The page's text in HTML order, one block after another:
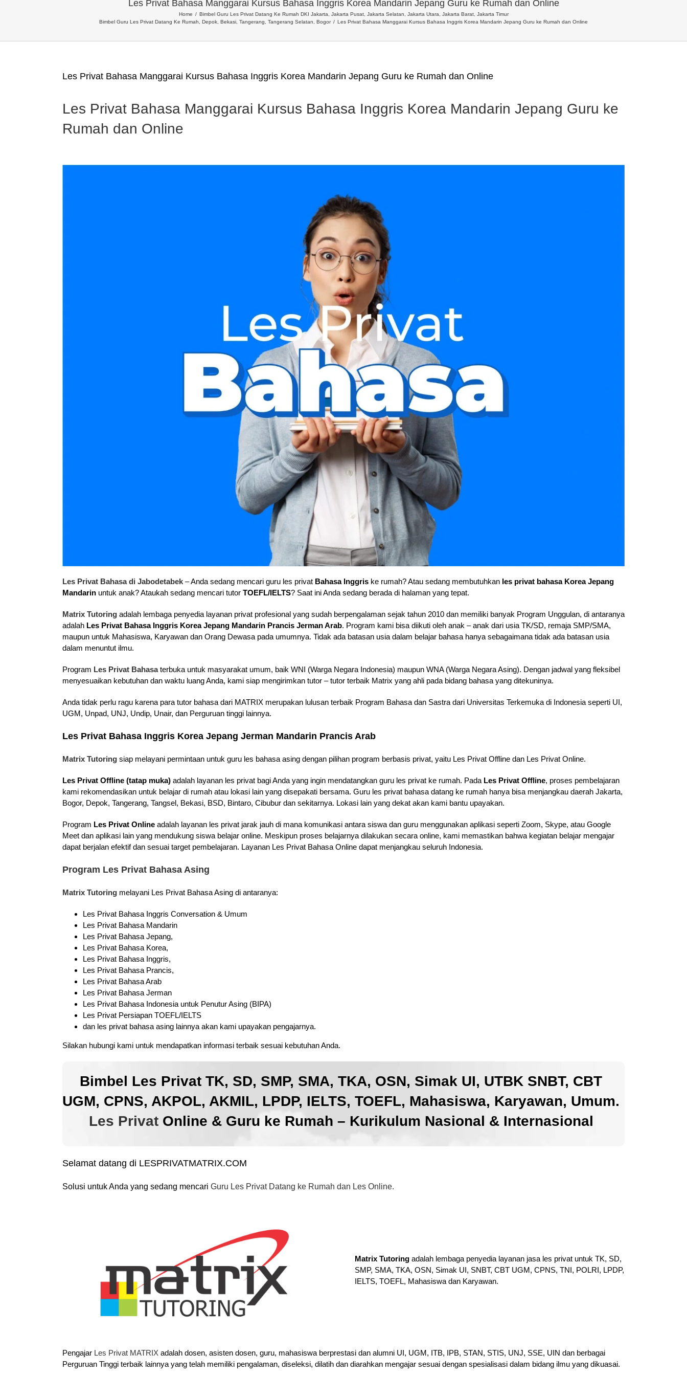
Les Privat Bahasa Manggarai Kursus Bahasa Inggris Korea Mandarin Jepang Guru ke Rumah dan Online
Home
Bimbel Guru Les Privat Datang Ke Rumah DKI Jakarta, Jakarta Pusat, Jakarta Selatan, Jakarta Utara, Jakarta Barat, Jakarta Timur
Bimbel Guru Les Privat Datang Ke Rumah, Depok, Bekasi, Tangerang, Tangerang Selatan, Bogor
Les Privat Bahasa Manggarai Kursus Bahasa Inggris Korea Mandarin Jepang Guru ke Rumah dan Online
Les Privat Bahasa Manggarai Kursus Bahasa Inggris Korea Mandarin Jepang Guru ke Rumah dan Online
Les Privat Bahasa Manggarai Kursus Bahasa Inggris Korea Mandarin Jepang Guru ke
Rumah dan Online
Les Privat Bahasa di Jabodetabek – Anda sedang mencari guru les privat Bahasa Inggris ke rumah? Atau sedang membutuhkan les privat bahasa Korea Jepang
Mandarin untuk anak? Ataukah sedang mencari tutor TOEFL/IELTS? Saat ini Anda sedang berada di halaman yang tepat.
Matrix Tutoring adalah lembaga penyedia layanan privat profesional yang sudah berpengalaman sejak tahun 2010 dan memiliki banyak Program Unggulan, di antaranya
adalah Les Privat Bahasa Inggris Korea Jepang Mandarin Prancis Jerman Arab. Program kami bisa diikuti oleh anak – anak dari usia TK/SD, remaja SMP/SMA,
maupun untuk Mahasiswa, Karyawan dan Orang Dewasa pada umumnya. Tidak ada batasan usia dalam belajar bahasa hanya sebagaimana tidak ada batasan usia
dalam menuntut ilmu.
Program Les Privat Bahasaterbuka untuk masyarakat umum, baik WNI (Warga Negara Indonesia) maupun WNA (Warga Negara Asing). Dengan jadwal yang fleksibel
menyesuaikan kebutuhan dan waktu luang Anda, kami siap mengirimkan tutor – tutor terbaik Matrix yang ahli pada bidang bahasa yang ditekuninya.
Anda tidak perlu ragu karena para tutor bahasa dari MATRIX merupakan lulusan terbaik Program Bahasa dan Sastra dari Universitas Terkemuka di Indonesia seperti UI,
UGM, Unpad, UNJ, Undip, Unair, dan Perguruan tinggi lainnya.
Les Privat Bahasa Inggris Korea Jepang Jerman Mandarin Prancis Arab
Matrix Tutoring siap melayani permintaan untuk guru les bahasa asing dengan pilihan program berbasis privat, yaitu Les Privat Offline dan Les Privat Online.
Les Privat Offline (tatap muka) adalah layanan les privat bagi Anda yang ingin mendatangkan guru les privat ke rumah. Pada Les Privat Offline, proses pembelajaran
kami rekomendasikan untuk belajar di rumah atau lokasi lain yang disepakati bersama. Guru les privat bahasa datang ke rumah hanya bisa menjangkau daerah Jakarta,
Bogor, Depok, Tangerang, Tangsel, Bekasi, BSD, Bintaro, Cibubur dan sekitarnya. Lokasi lain yang dekat akan kami bantu upayakan.
Program Les Privat Online adalah layanan les privat jarak jauh di mana komunikasi antara siswa dan guru menggunakan aplikasi seperti Zoom, Skype, atau Google
Meet dan aplikasi lain yang mendukung siswa belajar online. Meskipun proses belajarnya dilakukan secara online, kami memastikan bahwa kegiatan belajar mengajar
dapat berjalan efektif dan sesuai target pembelajaran. Layanan Les Privat Bahasa Online dapat menjangkau seluruh Indonesia.
Program Les Privat Bahasa Asing
Matrix Tutoring melayani Les Privat Bahasa Asing di antaranya:
Les Privat Bahasa Inggris Conversation & Umum
Les Privat Bahasa Mandarin
Les Privat Bahasa Jepang,
Les Privat Bahasa Korea,
Les Privat Bahasa Inggris,
Les Privat Bahasa Prancis,
Les Privat Bahasa Arab
Les Privat Bahasa Jerman
Les Privat Bahasa Indonesia untuk Penutur Asing (BIPA)
Les Privat Persiapan TOEFL/IELTS
dan les privat bahasa asing lainnya akan kami upayakan pengajarnya.
Silakan hubungi kami untuk mendapatkan informasi terbaik sesuai kebutuhan Anda.
Bimbel Les Privat TK, SD, SMP, SMA, TKA, OSN, Simak UI, UTBK SNBT, CBT
UGM, CPNS, AKPOL, AKMIL, LPDP, IELTS, TOEFL, Mahasiswa, Karyawan, Umum.
Les PrivatOnline & Guru ke Rumah – Kurikulum Nasional & Internasional
Selamat datang di LESPRIVATMATRIX.COM
Solusi untuk Anda yang sedang mencari Guru Les Privat Datang ke Rumah dan Les Online.
Matrix Tutoring adalah lembaga penyedia layanan jasa les privat untuk TK, SD,
SMP, SMA, TKA, OSN, Simak UI, SNBT, CBT UGM, CPNS, TNI, POLRI, LPDP,
IELTS, TOEFL, Mahasiswa dan Karyawan.
Pengajar Les Privat MATRIX adalah dosen, asisten dosen, guru, mahasiswa berprestasi dan alumni UI, UGM, ITB, IPB, STAN, STIS, UNJ, SSE, UIN dan berbagai
Perguruan Tinggi terbaik lainnya yang telah memiliki pengalaman, diseleksi, dilatih dan diarahkan mengajar sesuai dengan spesialisasi dalam bidang ilmu yang dikuasai.